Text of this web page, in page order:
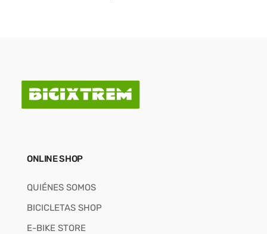
ONLINE SHOP
QUIÉNES SOMOS
BICICLETAS SHOP
E-BIKE STORE